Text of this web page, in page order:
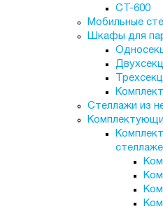
СТ-600
Мобильные
Шкафы для
Стеллажи из